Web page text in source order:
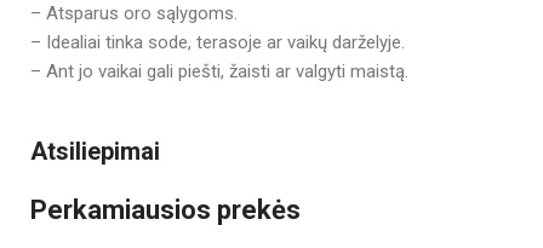
– Atsparus oro sąlygoms.
– Idealiai tinka sode, terasoje ar vaikų darželyje.
– Ant jo vaikai gali piešti, žaisti ar valgyti maistą.
Atsiliepimai
Perkamiausios prekės